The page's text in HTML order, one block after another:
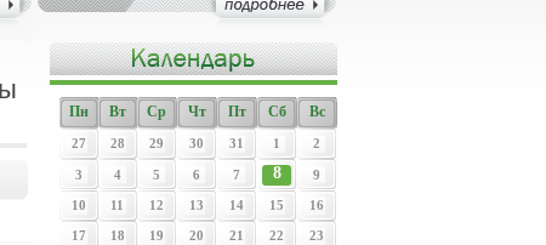
Пн Вт Ср Чт Пт Сб Вс
27 28 29 30 31 1 2
3 4 5 6 7 8 9
10 11 12 13 14 15 16
17 18 19 20 21 22 23